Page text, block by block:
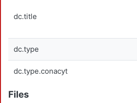
dc.title
dc.type
dc.type.conacyt
Files